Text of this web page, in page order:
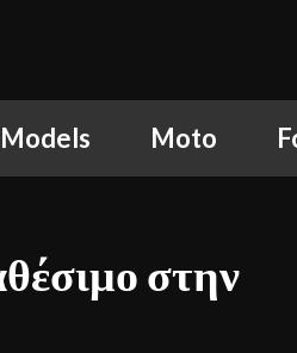
Moto
στην